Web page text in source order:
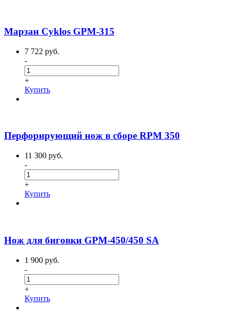
Марзан Cyklos GPM-315
7 722 руб.
-
+
Купить
Перфорирующий нож в сборе RPM 350
11 300 руб.
-
+
Купить
Нож для биговки GPM-450/450 SA
1 900 руб.
-
+
Купить